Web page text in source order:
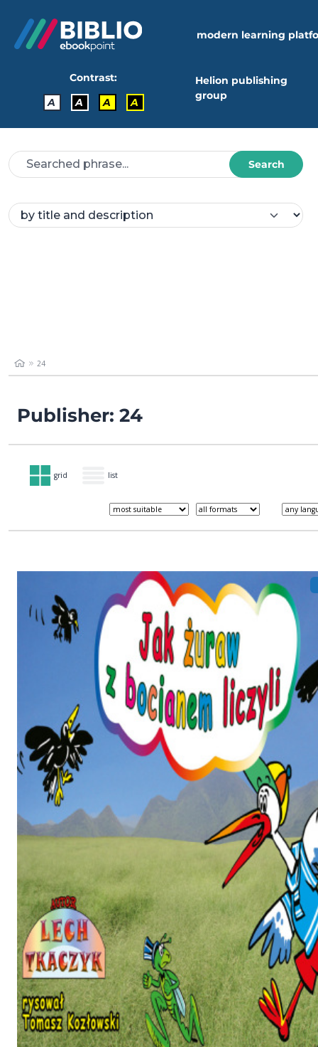
modern learning
Contrast:
A
A A A
Helion publishing
group
Search
24
Publisher: 24
grid list